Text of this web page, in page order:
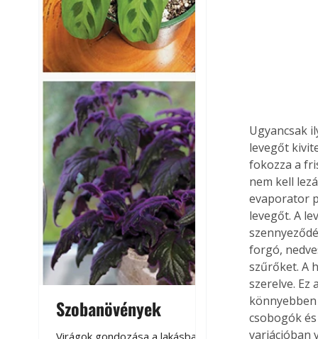
Szobanövények
Virágoskert:
teraszon,
Ugyancsak
levegőt
fokozza a
nem kell
evaporator
levegőt. A
forgó,
szűrőket. A
szerelve.
csobogók
variációban